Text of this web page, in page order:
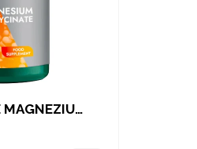
MAGNEZIU